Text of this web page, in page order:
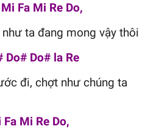
Fa Mi Re Do,
ta đang mong vậy thôi
Do# Do# la Re
đi, chợt như chúng ta
Mi Re Do,